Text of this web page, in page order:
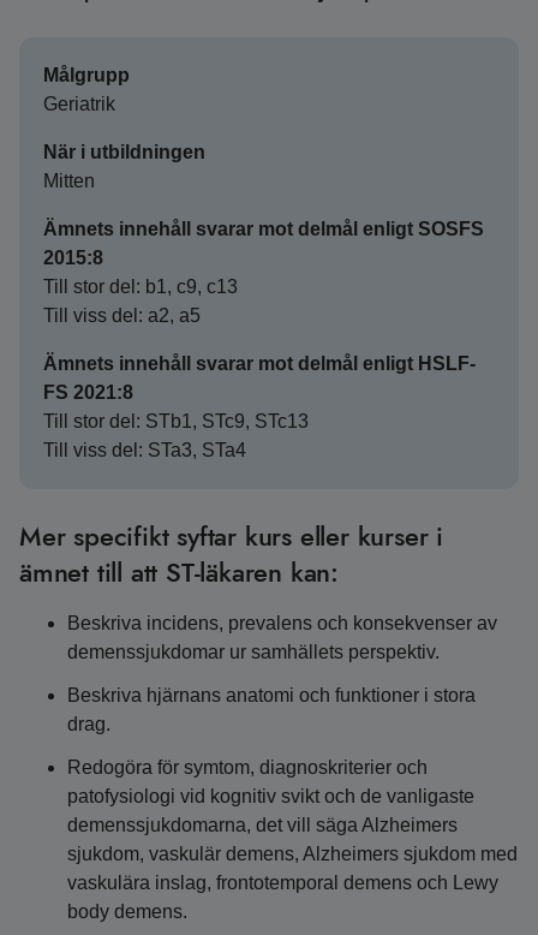
Målgrupp
Geriatrik
När i utbildningen
Mitten
Ämnets innehåll svarar mot delmål enligt SOSFS
2015:8
Till stor del: b1, c9, c13
Till viss del: a2, a5
Ämnets innehåll svarar mot delmål enligt HSLF-
FS 2021:8
Till stor del: STb1, STc9, STc13
Till viss del: STa3, STa4
Mer specifikt syftar kurs eller kurser i
ämnet till att ST-läkaren kan:
Beskriva incidens, prevalens och konsekvenser av
demenssjukdomar ur samhällets perspektiv.
Beskriva hjärnans anatomi och funktioner i stora
drag.
Redogöra för symtom, diagnoskriterier och
patofysiologi vid kognitiv svikt och de vanligaste
demenssjukdomarna, det vill säga Alzheimers
sjukdom, vaskulär demens, Alzheimers sjukdom med
vaskulära inslag, frontotemporal demens och Lewy
body demens.